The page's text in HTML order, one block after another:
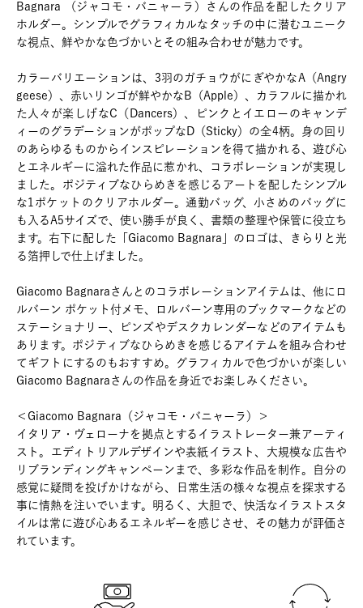
Bagnara （ジャコモ・バニャーラ）さんの作品を配したクリア
ホルダー。シンプルでグラフィカルなタッチの中に潜むユニーク
な視点、鮮やかな色づかいとその組み合わせが魅力です。
カラーバリエーションは、3羽のガチョウがにぎやかなA（Angry
geese）、赤いリンゴが鮮やかなB（Apple）、カラフルに描かれ
た人々が楽しげなC（Dancers）、ピンクとイエローのキャンデ
ィーのグラデーションがポップなD（Sticky）の全4柄。身の回り
のあらゆるものからインスピレーションを得て描かれる、遊び心
とエネルギーに溢れた作品に惹かれ、コラボレーションが実現し
ました。ポジティブなひらめきを感じるアートを配したシンプル
な1ポケットのクリアホルダー。通勤バッグ、小さめのバッグに
も入るA5サイズで、使い勝手が良く、書類の整理や保管に役立ち
ます。右下に配した「Giacomo Bagnara」のロゴは、きらりと光
る箔押しで仕上げました。
Giacomo Bagnaraさんとのコラボレーションアイテムは、他にロ
ルバーン ポケット付メモ、ロルバーン専用のブックマークなどの
ステーショナリー、ピンズやデスクカレンダーなどのアイテムも
あります。ポジティブなひらめきを感じるアイテムを組み合わせ
てギフトにするのもおすすめ。グラフィカルで色づかいが楽しい
Giacomo Bagnaraさんの作品を身近でお楽しみください。
＜Giacomo Bagnara（ジャコモ・バニャーラ）＞
イタリア・ヴェローナを拠点とするイラストレーター兼アーティ
スト。エディトリアルデザインや表紙イラスト、大規模な広告や
リブランディングキャンペーンまで、多彩な作品を制作。自分の
感覚に疑問を投げかけながら、日常生活の様々な視点を探求する
事に情熱を注いでいます。明るく、大胆で、快活なイラストスタ
イルは常に遊び心あるエネルギーを感じさせ、その魅力が評価さ
れています。